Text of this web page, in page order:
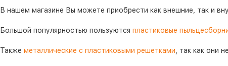
В нашем магазине Вы можете приобрести как внешние, так и
Большой популярностью пользуются пластиковые
Также металлические с пластиковыми решетками , так как они